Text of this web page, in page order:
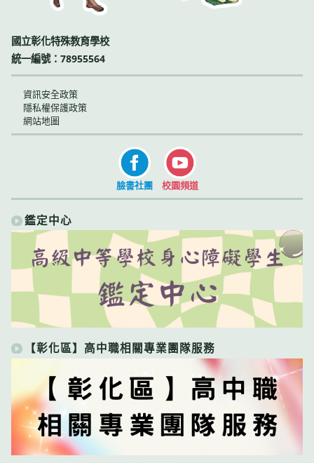
國立彰化特殊教育學校
統一編號：78955564
資訊安全政策
隱私權保護政策
網站地圖
臉書社團 校園頻道
鑑定中心
【彰化區】高中職相關專業團隊服務